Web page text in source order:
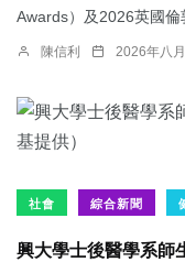
Awards）及2026英國倫
陳信利 2026年八
社會 綜合新聞
興大學士後醫學系師